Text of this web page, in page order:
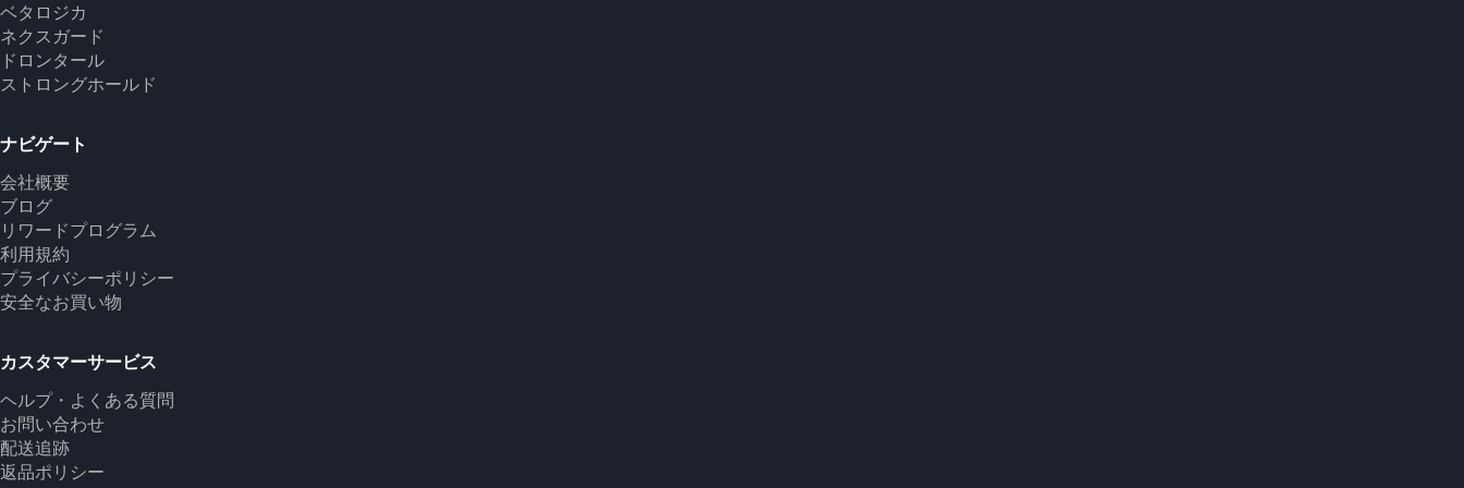
ベタロジカ
ネクスガード
ドロンタール
ストロングホールド
ナビゲート
会社概要
ブログ
リワードプログラム
利用規約
プライバシーポリシー
安全なお買い物
カスタマーサービス
ヘルプ・よくある質問
お問い合わせ
配送追跡
返品ポリシー